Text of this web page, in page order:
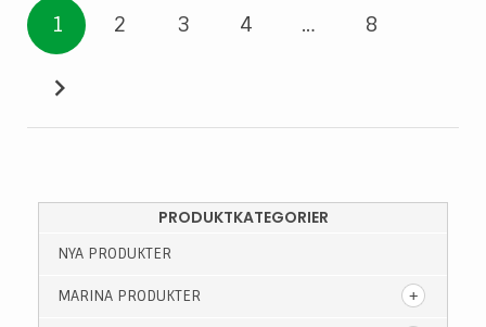
1 2 3 4 … 8
PRODUKTKATEGORIER
NYA PRODUKTER
MARINA PRODUKTER